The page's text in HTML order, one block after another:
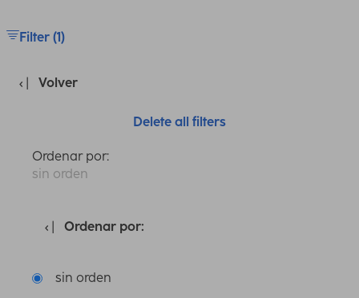
Filter (1)
Volver
Delete all filters
Ordenar por:
sin orden
Ordenar por:
sin orden